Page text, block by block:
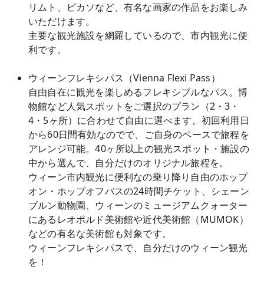
リムト、ピカソなど、有名な画家の作品をお楽しみ
いただけます。
主要な観光施設を網羅しているので、市内観光に便
利です。
ウィーンフレキシパス（Vienna Flexi Pass）
自由自在に観光を楽しめるフレキシブルなパス。博
物館など人気スポットをご選択のプラン（2・3・
4・5ヶ所）に合わせて自由に選べます。初回利用日
から60日間有効なのでで、ご自身のペースで旅程を
アレンジ可能。40ヶ所以上の観光スポット・施設の
中から選んで、自分だけのオリジナル旅程を。
ウィーン市内観光に便利なの乗り降り自由のホップ
オン・ホップオフバスの24時間チケット、シェーン
ブルン動物園、ウィーンのミュージアムクォーター
にあるレオポルド美術館や近代美術館（MUMOK）
などの有名な美術館も対象です。
ウィーンフレキシパスで、自分だけのウィーン観光
を！